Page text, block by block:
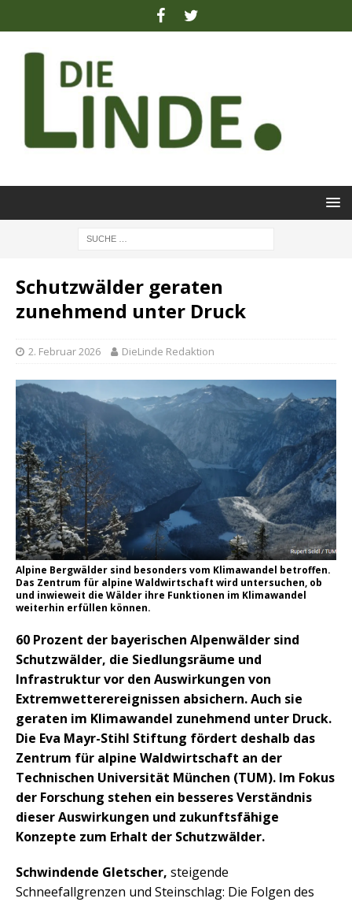
Schutzwälder geraten
zunehmend unter Druck
2. Februar 2026 DieLinde Redaktion
Alpine Bergwälder sind besonders vom Klimawandel betroffen.
Das Zentrum für alpine Waldwirtschaft wird untersuchen, ob
und inwieweit die Wälder ihre Funktionen im Klimawandel
weiterhin erfüllen können.
60 Prozent der bayerischen Alpenwälder sind
Schutzwälder, die Siedlungsräume und
Infrastruktur vor den Auswirkungen von
Extremwetterereignissen absichern. Auch sie
geraten im Klimawandel zunehmend unter Druck.
Die Eva Mayr-Stihl Stiftung fördert deshalb das
Zentrum für alpine Waldwirtschaft an der
Technischen Universität München (TUM). Im Fokus
der Forschung stehen ein besseres Verständnis
dieser Auswirkungen und zukunftsfähige
Konzepte zum Erhalt der Schutzwälder.
Schwindende Gletscher, steigende
Schneefallgrenzen und Steinschlag: Die Folgen des